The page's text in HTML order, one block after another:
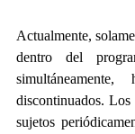
Actualmente,
dentro del
discontinuados. Los
sujetos